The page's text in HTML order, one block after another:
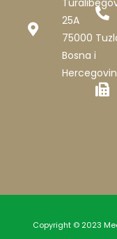
25A
75000
Bosna i
Copyright © 2023